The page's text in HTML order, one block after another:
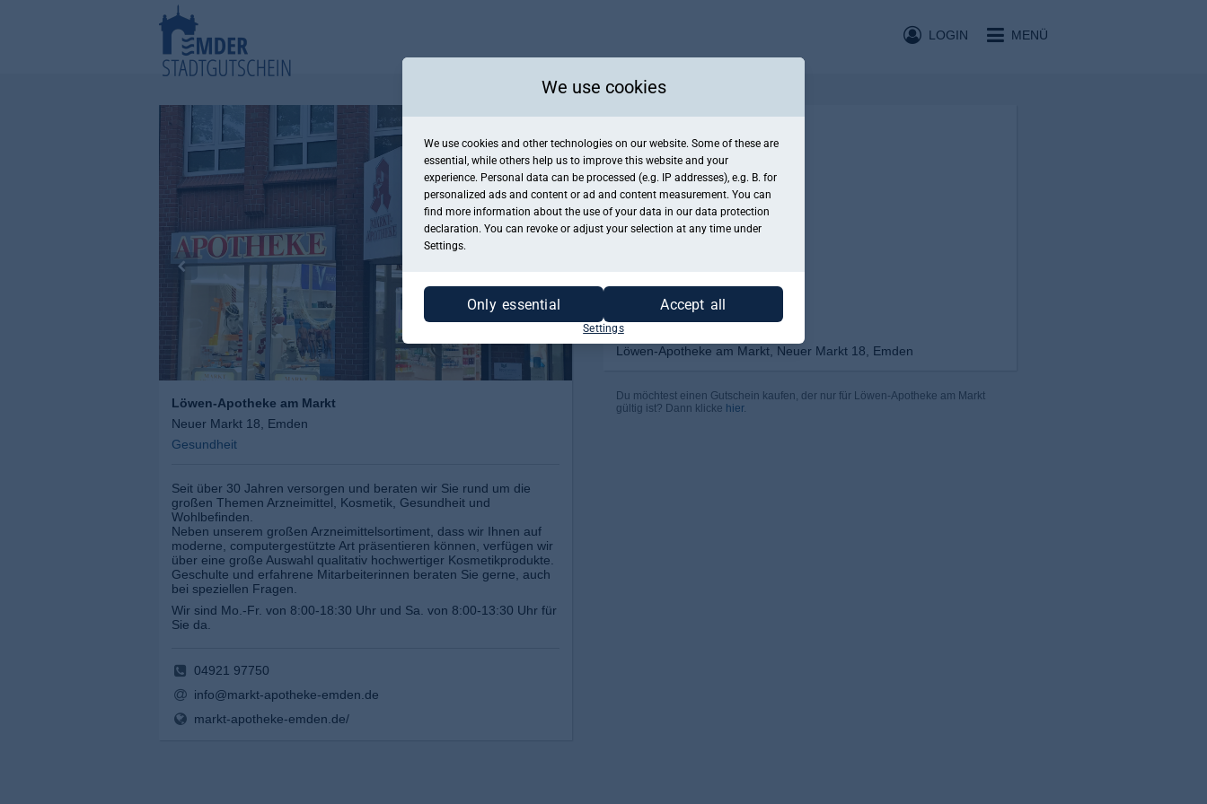
MENÜ
LOGIN
Löwen-Apotheke am Markt
Neuer Markt 18, Emden
Gesundheit
Seit über 30 Jahren versorgen und beraten wir Sie rund um die
großen Themen Arzneimittel, Kosmetik, Gesundheit und
Wohlbefinden.
Neben unserem großen Arzneimittelsortiment, dass wir Ihnen auf
moderne, computergestützte Art präsentieren können, verfügen wir
über eine große Auswahl qualitativ hochwertiger Kosmetikprodukte.
Geschulte und erfahrene Mitarbeiterinnen beraten Sie gerne, auch
bei speziellen Fragen.
Wir sind Mo.-Fr. von 8:00-18:30 Uhr und Sa. von 8:00-13:30 Uhr für
Sie da.
04921 97750
info@markt-apotheke-emden.de
markt-apotheke-emden.de/
Löwen-Apotheke am Markt, Neuer Markt 18, Emden
Du möchtest einen Gutschein kaufen, der nur für Löwen-Apotheke am Markt
gültig ist? Dann klicke hier.
We use cookies
We use cookies and other technologies on our website. Some of these are
essential, while others help us to improve this website and your
experience. Personal data can be processed (e.g. IP addresses), e.g. B. for
personalized ads and content or ad and content measurement. You can
find more information about the use of your data in our data protection
declaration. You can revoke or adjust your selection at any time under
Settings.
Only essential Accept all
Settings